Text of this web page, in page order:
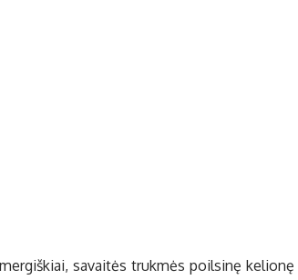
sa­vai­tės truk­mės po­il­si­nę